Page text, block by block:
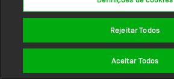
Rejeitar Todos
Aceitar Todos